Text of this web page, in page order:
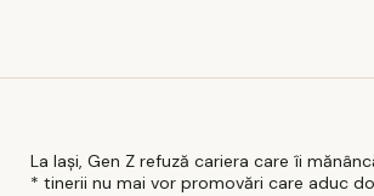
La Iași, Gen Z refuză cariera care îi
* tinerii nu mai vor promovări care aduc